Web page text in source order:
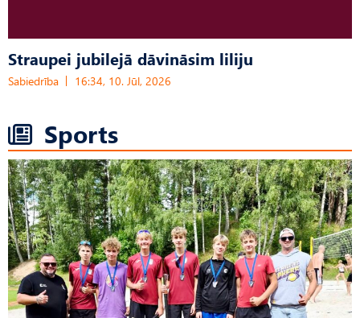
Straupei jubilejā dāvināsim liliju
Sabiedrība 16:34, 10. Jūl, 2026
Sports